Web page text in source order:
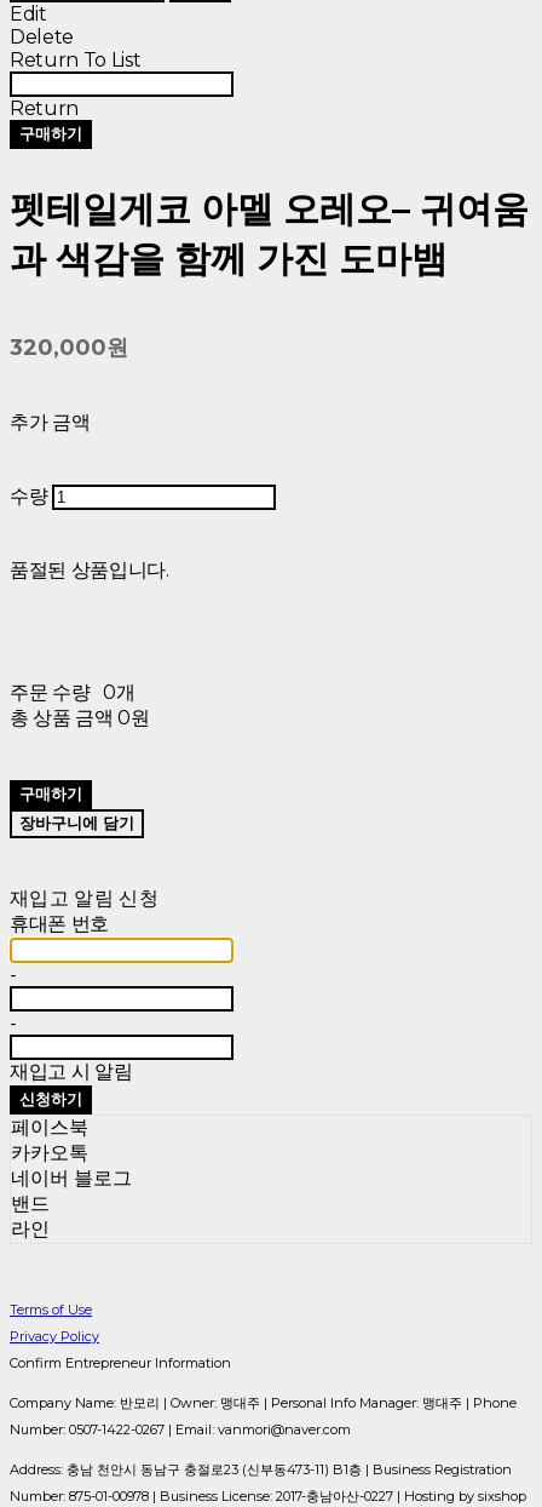
Edit
Delete
Return To List
Return
구매하기
펫테일게코 아멜 오레오– 귀여움
과 색감을 함께 가진 도마뱀
320,000원
추가 금액
수량
품절된 상품입니다.
주문 수량 0개
총 상품 금액 0원
구매하기
장바구니에 담기
재입고 알림 신청
휴대폰 번호
-
-
재입고 시 알림
신청하기
페이스북
카카오톡
네이버 블로그
밴드
라인
Terms of Use
Privacy Policy
Confirm Entrepreneur Information
Company Name: 반모리 | Owner: 맹대주 | Personal Info Manager: 맹대주 | Phone
Number: 0507-1422-0267 | Email: vanmori@naver.com
Address: 충남 천안시 동남구 충절로23 (신부동473-11) B1층 | Business Registration
Number: 875-01-00978 | Business License: 2017-충남아산-0227 | Hosting by sixshop